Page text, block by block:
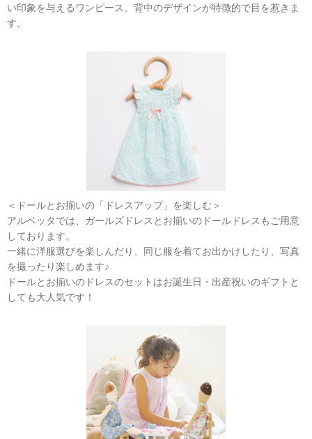
い印象を与えるワンピース。背中のデザインが特徴的で目を惹きま
す。
＜ドールとお揃いの「ドレスアップ」を楽しむ＞
アルベッタでは、ガールズドレスとお揃いのドールドレスもご用意
しております。
一緒に洋服選びを楽しんだり、同じ服を着てお出かけしたり、写真
を撮ったり楽しめます♪
ドールとお揃いのドレスのセットはお誕生日・出産祝いのギフトと
しても大人気です！